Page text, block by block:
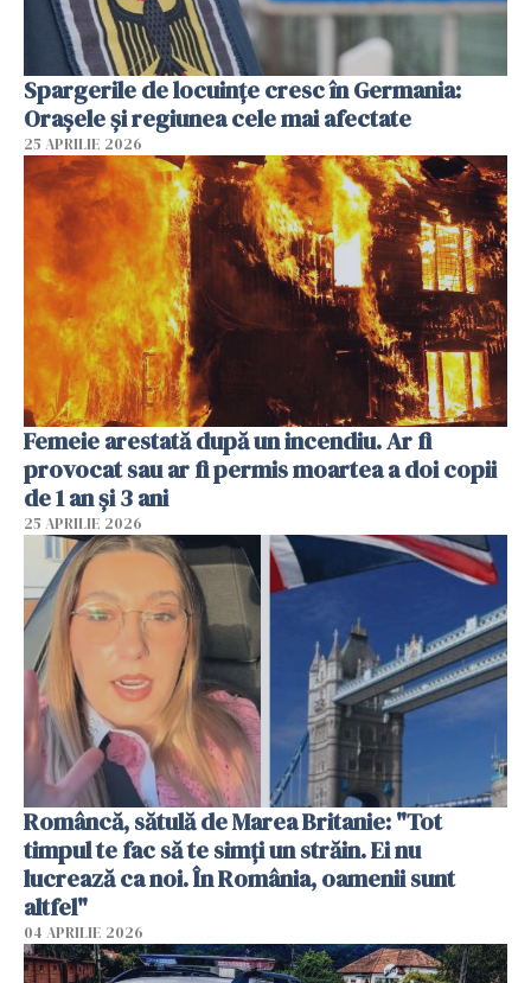
Spargerile de locuințe cresc în Germania:
Orașele și regiunea cele mai afectate
25 APRILIE 2026
Femeie arestată după un incendiu. Ar fi
provocat sau ar fi permis moartea a doi copii
de 1 an și 3 ani
25 APRILIE 2026
Româncă, sătulă de Marea Britanie: "Tot
timpul te fac să te simți un străin. Ei nu
lucrează ca noi. În România, oamenii sunt
altfel"
04 APRILIE 2026